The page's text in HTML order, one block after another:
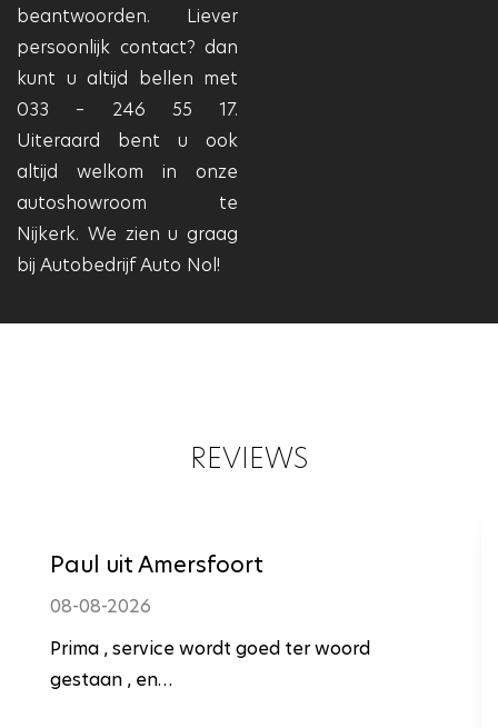
beantwoorden. Liever
persoonlijk contact? dan
kunt u altijd bellen met
033 – 246 55 17.
Uiteraard bent u ook
altijd welkom in onze
autoshowroom te
Nijkerk. We zien u graag
bij Autobedrijf Auto Nol!
REVIEWS
Paul uit Amersfoort
08-08-2026
Prima , service wordt goed ter woord
gestaan , en…